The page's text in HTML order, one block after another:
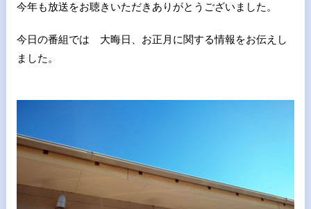
今年も放送をお聴きいただきありがとうございました。
今日の番組では 大晦日、お正月に関する情報をお伝えし
ました。